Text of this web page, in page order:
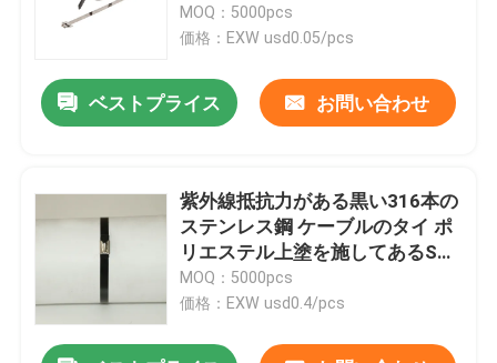
を紐で縛る
MOQ：5000pcs
価格：EXW usd0.05/pcs
ベストプライス お問い合わせ
紫外線抵抗力がある黒い316本の
ステンレス鋼 ケーブルのタイ ポ
リエステル上塗を施してあるSS
はタイのファスナーを締める
MOQ：5000pcs
価格：EXW usd0.4/pcs